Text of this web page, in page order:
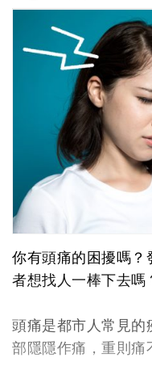
你有頭痛的困擾嗎？
者想找人一棒下去嗎
頭痛是都市人常見的
部隱隱作痛，重則痛